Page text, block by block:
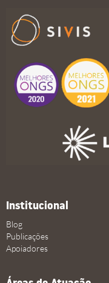
Institucional
Blog
Publicações
Apoiadores